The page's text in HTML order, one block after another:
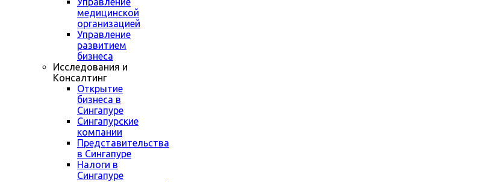
медицинской
организацией
Управление
развитием
бизнеса
Исследования и
Консалтинг
Открытие
бизнеса в
Сингапуре
Сингапурские
компании
Представительства
в Сингапуре
Налоги в
Сингапуре